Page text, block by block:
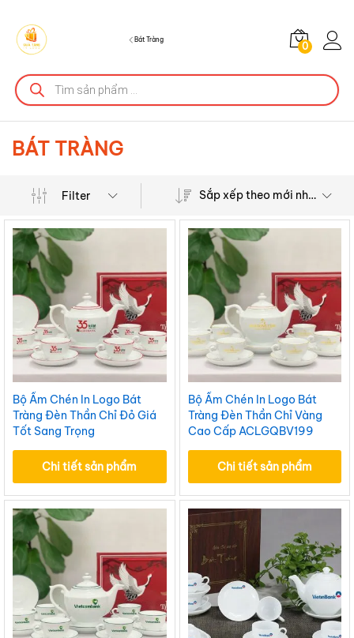
Bát Tràng
0
Tìm
kiếm
sản
BÁT TRÀNG
Filter Sắp xếp theo mới nhất
Bộ Ấm Chén In Logo Bát
Tràng Đèn Thần Chỉ Đỏ Giá
Tốt Sang Trọng
Chi tiết sản phẩm
Bộ Ấm Chén In Logo Bát
Tràng Đèn Thần Chỉ Vàng
Cao Cấp ACLGQBV199
Chi tiết sản phẩm